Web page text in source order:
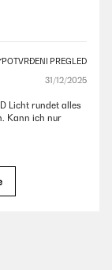
POTVRĐENI PREGLED
31/12/2025
Licht rundet alles
Kann ich nur